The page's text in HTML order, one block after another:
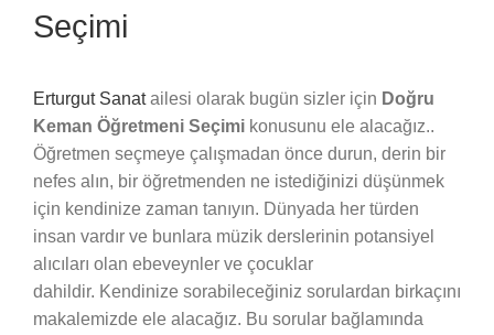
Seçimi
Erturgut Sanatailesi olarak bugün sizler için Doğru
Keman Öğretmeni Seçimi konusunu ele alacağız..
Öğretmen seçmeye çalışmadan önce durun, derin bir
nefes alın, bir öğretmenden ne istediğinizi düşünmek
için kendinize zaman tanıyın. Dünyada her türden
insan vardır ve bunlara müzik derslerinin potansiyel
alıcıları olan ebeveynler ve çocuklar
dahildir. Kendinize sorabileceğiniz sorulardan birkaçını
makalemizde ele alacağız. Bu sorular bağlamında